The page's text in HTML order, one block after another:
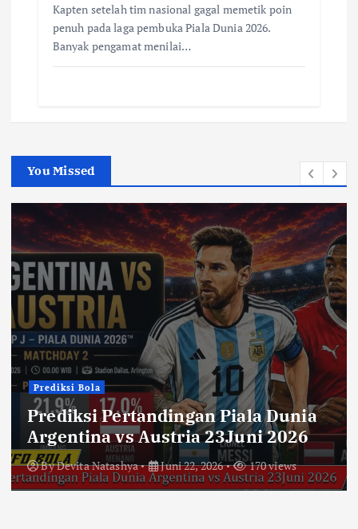
Kapten setelah tim nasional gagal memetik poin
penuh pada laga pembuka Piala Dunia 2026.
Banyak pengamat menilai…
You Missed
Prediksi Bola
Prediksi Pertandingan Piala Dunia
Argentina vs Austria 23Juni 2026
ByDevita Natashya Juni 22, 2026 170 views